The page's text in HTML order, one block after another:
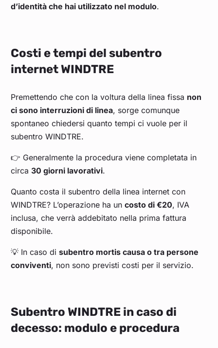
d’identità che hai utilizzato nel modulo.
Costi e tempi del subentro
internet WINDTRE
Premettendo che con la voltura della linea fissa non
ci sono interruzioni di linea, sorge comunque
spontaneo chiedersi quanto tempi ci vuole per il
subentro WINDTRE.
👉 Generalmente la procedura viene completata in
circa 30 giorni lavorativi.
Quanto costa il subentro della linea internet con
WINDTRE? L’operazione ha uncosto di €20, IVA
inclusa, che verrà addebitato nella prima fattura
disponibile.
💡 In caso disubentro mortis causa o tra persone
conviventi, non sono previsti costi per il servizio.
Subentro WINDTRE in caso di
decesso: modulo e procedura